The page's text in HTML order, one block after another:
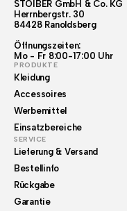
STOIBER GmbH & Co. KG
Herrnbergstr. 30
84428 Ranoldsberg
Öffnungszeiten:
Mo - Fr 8:00-17:00 Uhr
PRODUKTE
Kleidung
Accessoires
Werbemittel
Einsatzbereiche
SERVICE
Lieferung & Versand
Bestellinfo
Rückgabe
Garantie